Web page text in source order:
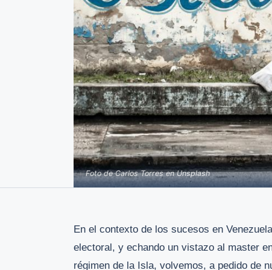
Foto de Carlos Torres en Unsplash
En el contexto de los sucesos en
electoral, y echando un vistazo al master
régimen de la Isla, volvemos, a pedido de